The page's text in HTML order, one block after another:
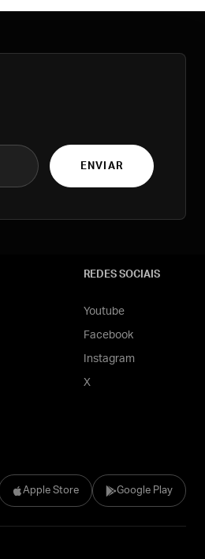
ENVIAR
Apple Store Google Play
REDES SOCIAIS
Youtube
Facebook
Instagram
X